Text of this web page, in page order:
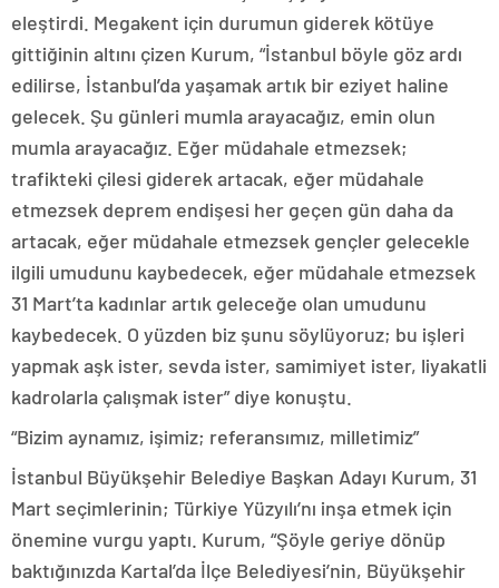
eleştirdi. Megakent için durumun giderek kötüye
gittiğinin altını çizen Kurum, “İstanbul böyle göz ardı
edilirse, İstanbul’da yaşamak artık bir eziyet haline
gelecek. Şu günleri mumla arayacağız, emin olun
mumla arayacağız. Eğer müdahale etmezsek;
trafikteki çilesi giderek artacak, eğer müdahale
etmezsek deprem endişesi her geçen gün daha da
artacak, eğer müdahale etmezsek gençler gelecekle
ilgili umudunu kaybedecek, eğer müdahale etmezsek
31 Mart’ta kadınlar artık geleceğe olan umudunu
kaybedecek. O yüzden biz şunu söylüyoruz; bu işleri
yapmak aşk ister, sevda ister, samimiyet ister, liyakatli
kadrolarla çalışmak ister” diye konuştu.
“Bizim aynamız, işimiz; referansımız, milletimiz”
İstanbul Büyükşehir Belediye Başkan Adayı Kurum, 31
Mart seçimlerinin; Türkiye Yüzyılı’nı inşa etmek için
önemine vurgu yaptı. Kurum, “Şöyle geriye dönüp
baktığınızda Kartal’da İlçe Belediyesi’nin, Büyükşehir